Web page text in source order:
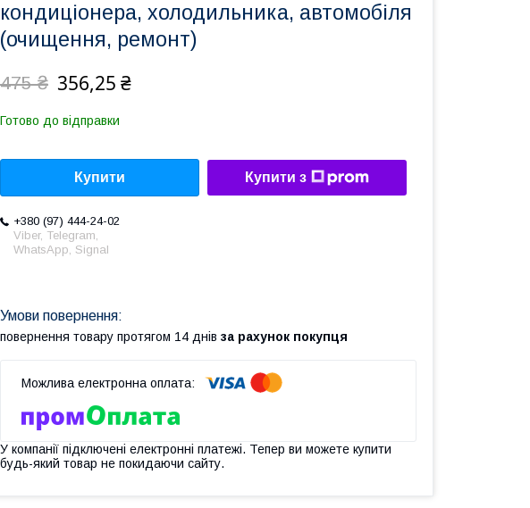
кондиціонера, холодильника, автомобіля
(очищення, ремонт)
475 ₴ 356,25 ₴
Готово до відправки
Купити Купити з
+380 (97) 444-24-02
Viber, Telegram,
WhatsApp, Signal
повернення товару протягом 14 днів за рахунок покупця
У компанії підключені електронні платежі. Тепер ви можете купити
будь-який товар не покидаючи сайту.